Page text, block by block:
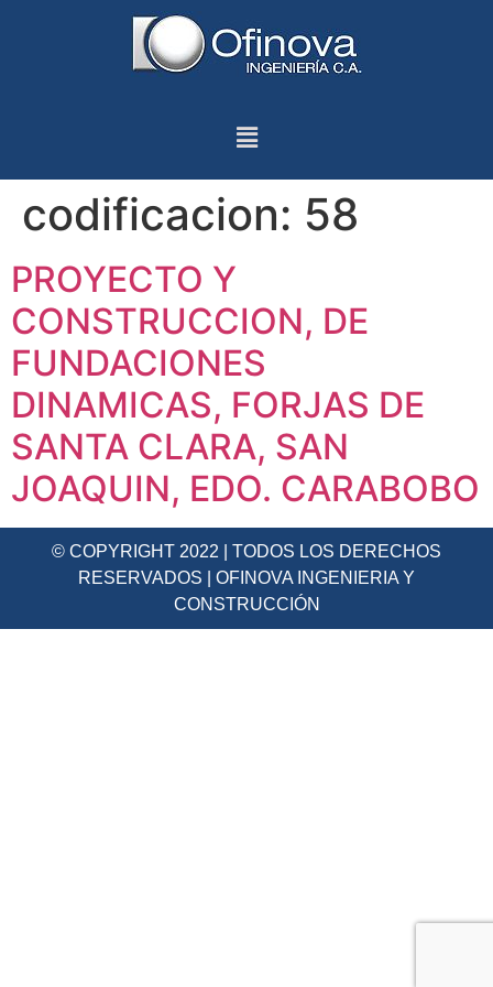
codificacion: 58
PROYECTO Y
CONSTRUCCION, DE
FUNDACIONES
DINAMICAS, FORJAS DE
SANTA CLARA, SAN
JOAQUIN, EDO. CARABOBO
© COPYRIGHT 2022 | TODOS LOS DERECHOS
RESERVADOS | OFINOVA INGENIERIA Y
CONSTRUCCIÓN